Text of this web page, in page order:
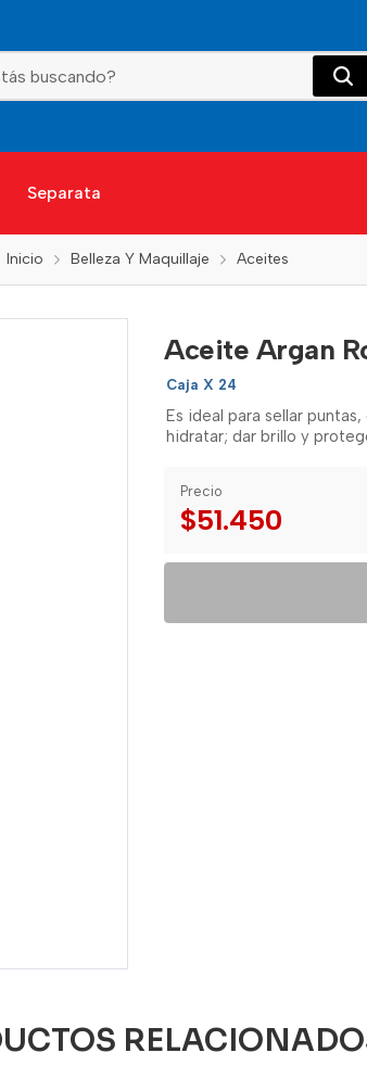
Separata
Inicio Belleza Y Maquillaje Aceites
Aceite Argan
Caja X 24
Es ideal para sellar
hidratar; dar brillo y
Precio
$51.450